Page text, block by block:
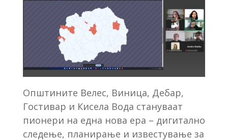
Општините Велес, Виница, Дебар,
Гостивар и Кисела Вода стануваат
пионери на една нова ера – дигитално
следење, планирање и известување за